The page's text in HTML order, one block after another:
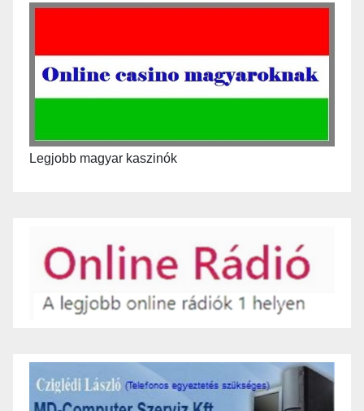
Legjobb magyar kaszinók